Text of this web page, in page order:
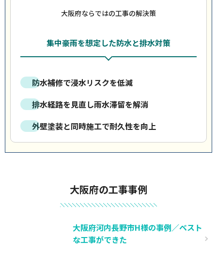
大阪府ならではの工事の解決策
集中豪雨を想定した防水と排水対策
防水補修で浸水リスクを低減
排水経路を見直し雨水滞留を解消
外壁塗装と同時施工で耐久性を向上
大阪府の工事事例
大阪府河内長野市H様の事例／ベスト
な工事ができた